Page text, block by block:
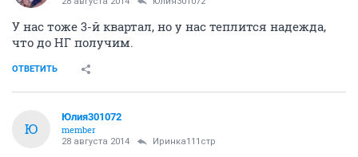
У нас тоже 3-й квартал, но у нас теплится надежда,
что до НГ получим.
ОТВЕТИТЬ
Ю
Юлия301072
member
28 августа 2014 Иринка111стр